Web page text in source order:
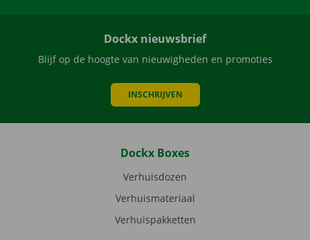
Dockx nieuwsbrief
Blijf op de hoogte van nieuwigheden en promoties
INSCHRIJVEN
Dockx Boxes
Verhuisdozen
Verhuismateriaal
Verhuispakketten